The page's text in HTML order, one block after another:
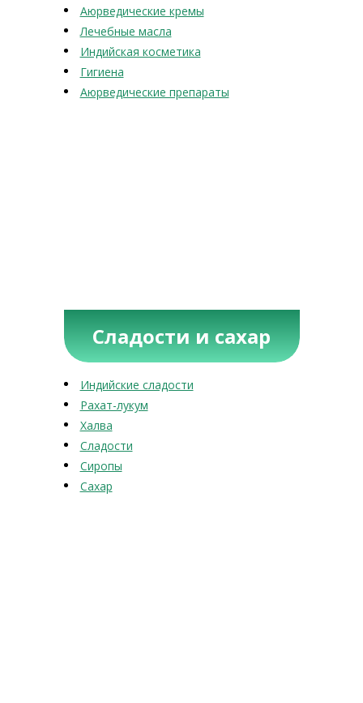
Аюрведические кремы
Лечебные масла
Индийская косметика
Гигиена
Аюрведические препараты
Сладости и сахар
Индийские сладости
Рахат-лукум
Халва
Сладости
Сиропы
Сахар